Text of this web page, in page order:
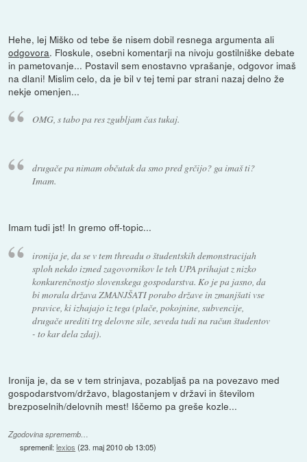
Hehe, lej Miško od tebe še nisem dobil resnega argumenta ali
odgovora. Floskule, osebni komentarji na nivoju gostilniške debate
in pametovanje... Postavil sem enostavno vprašanje, odgovor imaš
na dlani! Mislim celo, da je bil v tej temi par strani nazaj delno že
nekje omenjen...
OMG, s tabo pa res zgubljam čas tukaj.
drugače pa nimam občutak da smo pred grčijo? ga imaš ti?
Imam.
Imam tudi jst! In gremo off-topic...
ironija je, da se v tem threadu o študentskih demonstracijah
sploh nekdo izmed zagovornikov le teh UPA prihajat z nizko
konkurenčnostjo slovenskega gospodarstva. Ko je pa jasno, da
bi morala država ZMANJŠATI porabo države in zmanjšati vse
pravice, ki izhajajo iz tega (plače, pokojnine, subvencije,
drugače urediti trg delovne sile, seveda tudi na račun študentov
- to kar dela zdaj).
Ironija je, da se v tem strinjava, pozabljaš pa na povezavo med
gospodarstvom/državo, blagostanjem v državi in številom
brezposelnih/delovnih mest! Iščemo pa greše kozle...
Zgodovina sprememb…
spremenil:lexios (23. maj 2010 ob 13:05)